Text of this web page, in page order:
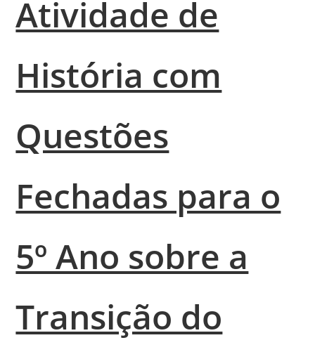
Atividade de
História com
Questões
Fechadas para o
5º Ano sobre a
Transição do